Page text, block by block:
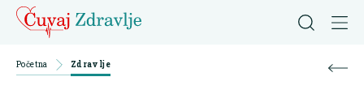
Početna Zdravlje